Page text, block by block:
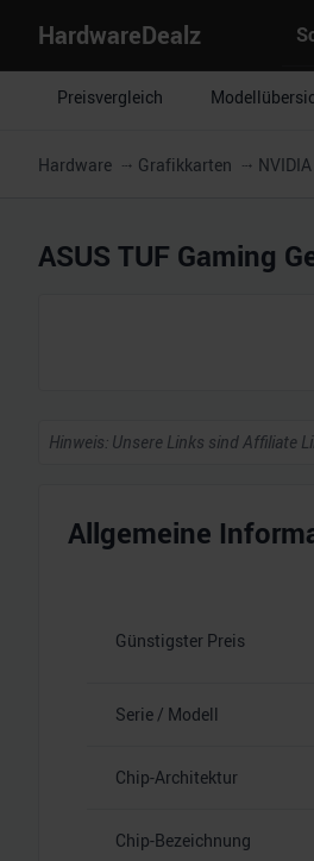
HardwareDealz
Preisvergleich
Hardware Grafikkarten
ASUS TUF Gaming
Hinweis: Unsere Links sind Affiliate
Allgemeine
Günstigster Preis
Serie / Modell
Chip-Architektur
Chip-Bezeichnung